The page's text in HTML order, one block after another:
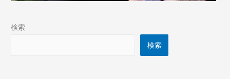
検索
検索